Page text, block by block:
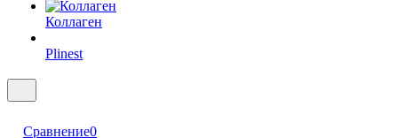
Липолитики